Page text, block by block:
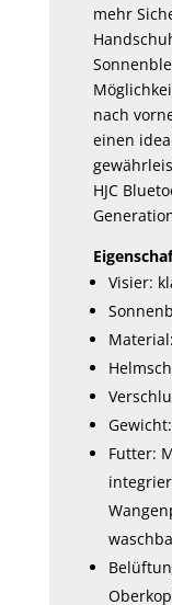
mehr
nach
einen
HJC
Visier:
Futter: